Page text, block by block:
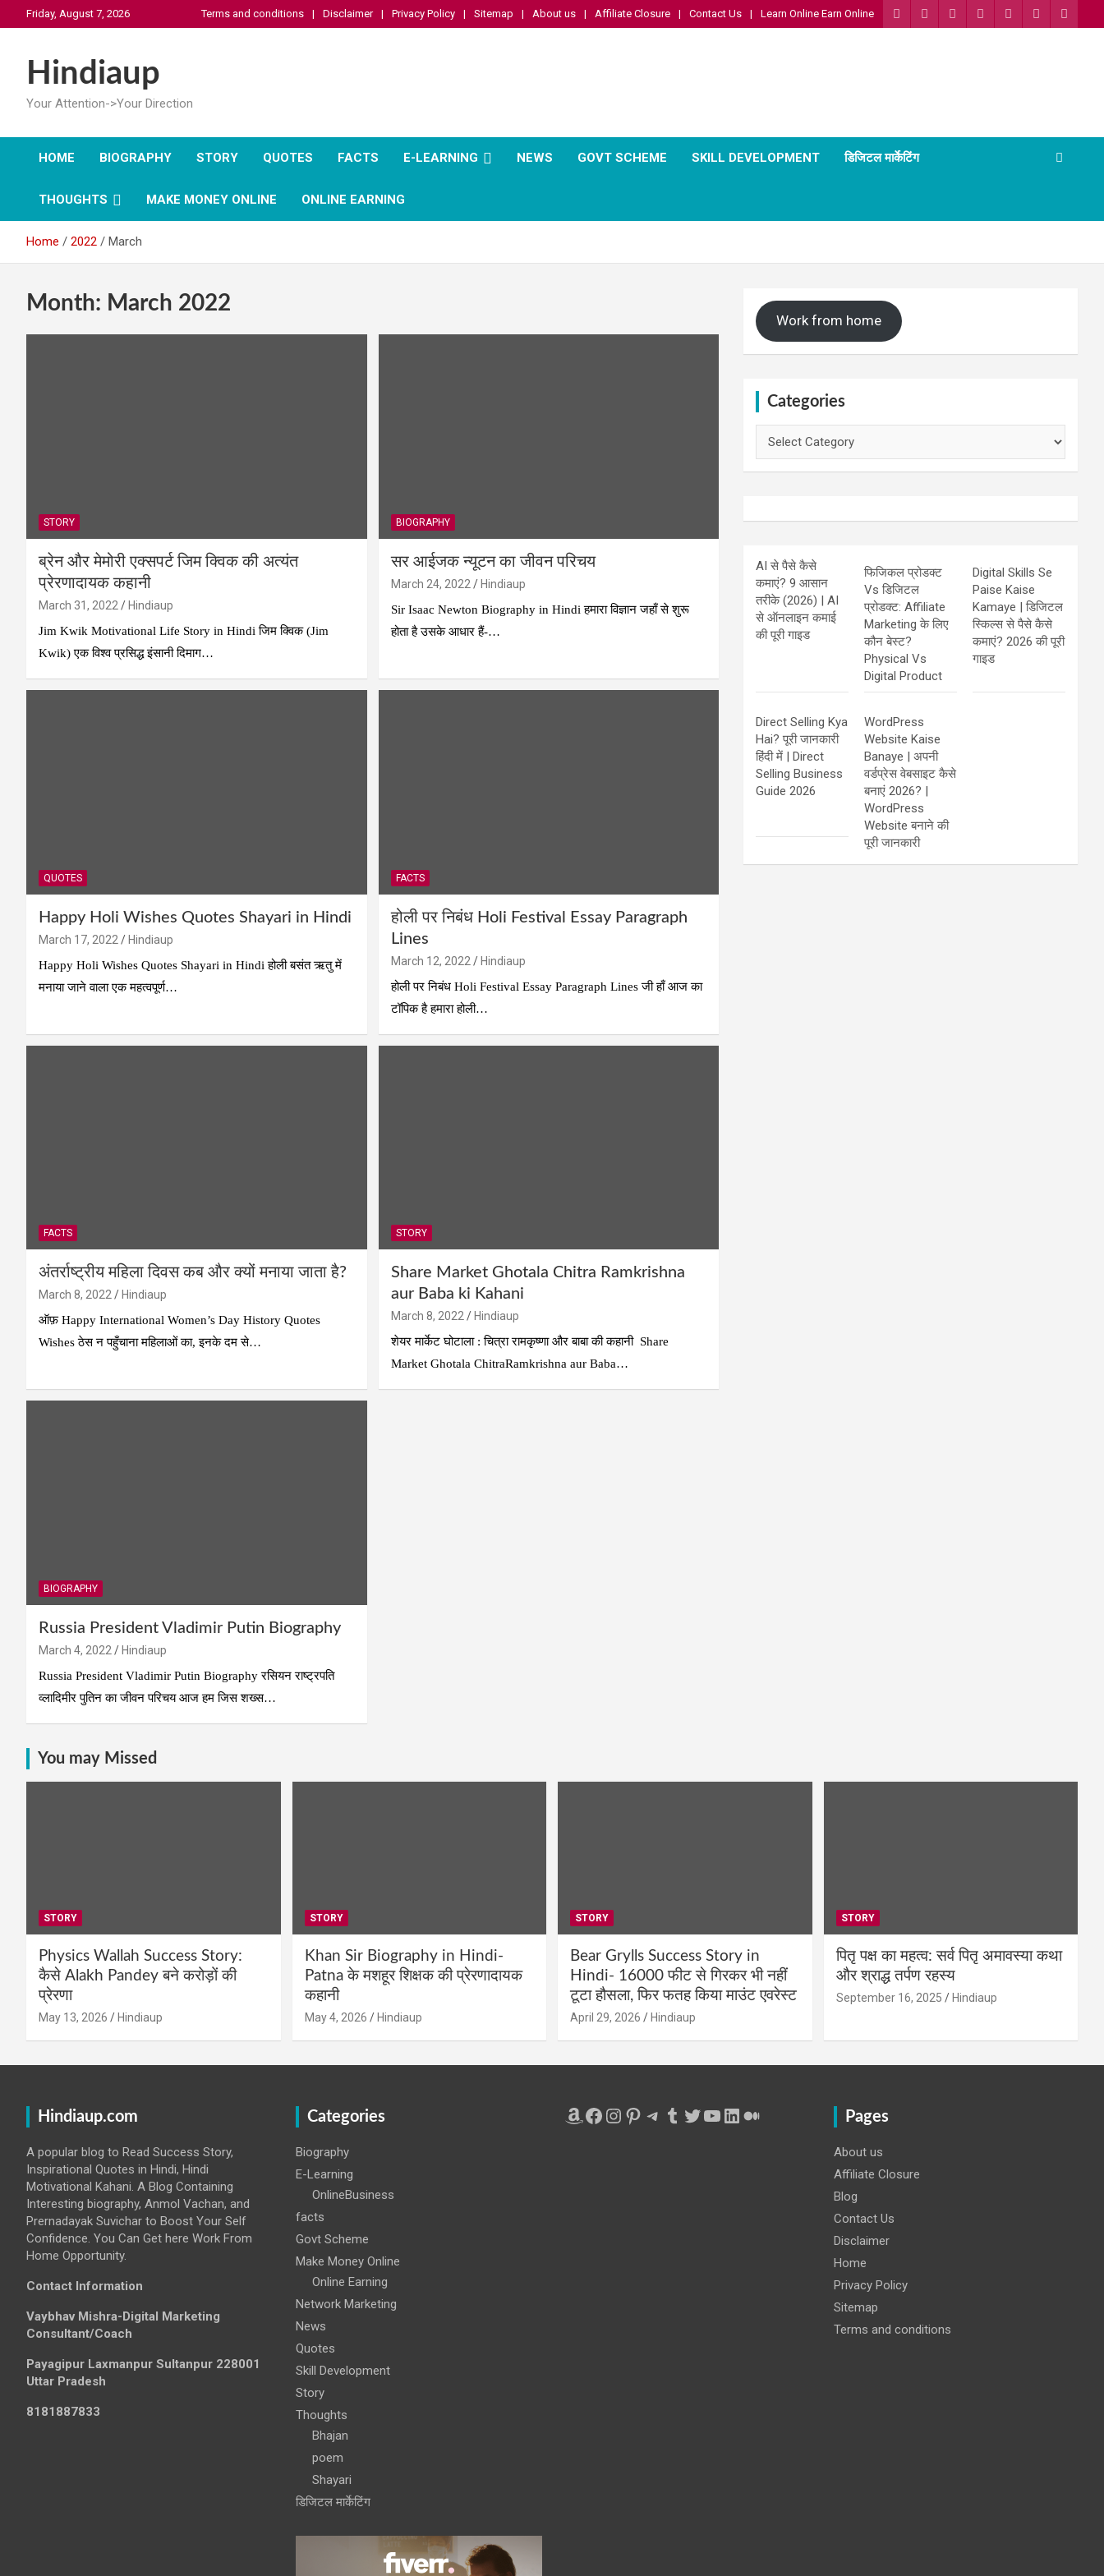
to
Friday, August 7, 2026 Terms and conditions Disclaimer Privacy Policy Sitemap About us Affiliate Closure Contact Us Learn Online Earn Online
Hindiaup
Your Attention->Your Direction
HOME BIOGRAPHY STORY QUOTES FACTS E-LEARNING NEWS GOVT SCHEME SKILL DEVELOPMENT डिजिटल मार्केटिंग
THOUGHTS MAKE MONEY ONLINE ONLINE EARNING
Home 2022 March
Month: March 2022
STORY
ब्रेन और मेमोरी एक्सपर्ट जिम क्विक की अत्यंत
प्रेरणादायक कहानी
March 31, 2022
Hindiaup
Jim Kwik Motivational Life Story in Hindi जिम क्विक (Jim
Kwik) एक विश्व प्रसिद्ध इंसानी दिमाग…
BIOGRAPHY
सर आईजक न्यूटन का जीवन परिचय
March 24, 2022
Hindiaup
Sir Isaac Newton Biography in Hindi हमारा विज्ञान जहाँ से शुरू
होता है उसके आधार हैं-…
QUOTES
Happy Holi Wishes Quotes Shayari in Hindi
March 17, 2022
Hindiaup
Happy Holi Wishes Quotes Shayari in Hindi होली बसंत ऋतु में
मनाया जाने वाला एक महत्वपूर्ण…
FACTS
होली पर निबंध Holi Festival Essay Paragraph
Lines
March 12, 2022
Hindiaup
होली पर निबंध Holi Festival Essay Paragraph Lines जी हाँ आज का
टॉपिक है हमारा होली…
FACTS
अंतर्राष्ट्रीय महिला दिवस कब और क्यों मनाया जाता है?
March 8, 2022
Hindiaup
ऑफ़ Happy International Women’s Day History Quotes
Wishes ठेस न पहुँचाना महिलाओं का, इनके दम से…
STORY
Share Market Ghotala Chitra Ramkrishna
aur Baba ki Kahani
March 8, 2022
Hindiaup
शेयर मार्केट घोटाला : चित्रा रामकृष्णा और बाबा की कहानी Share
Market Ghotala ChitraRamkrishna aur Baba…
BIOGRAPHY
Russia President Vladimir Putin Biography
March 4, 2022
Hindiaup
Russia President Vladimir Putin Biography रसियन राष्ट्रपति
व्लादिमीर पुतिन का जीवन परिचय आज हम जिस शख्स…
Work from home
Categories
AI से पैसे कैसे
कमाएं? 9 आसान
तरीके (2026) | AI
से ऑनलाइन कमाई
की पूरी गाइड
फिजिकल प्रोडक्ट
Vs डिजिटल
प्रोडक्ट: Affiliate
Marketing के लिए
कौन बेस्ट?
Physical Vs
Digital Product
Digital Skills Se
Paise Kaise
Kamaye | डिजिटल
स्किल्स से पैसे कैसे
कमाएं? 2026 की पूरी
गाइड
Direct Selling Kya
Hai? पूरी जानकारी
हिंदी में | Direct
Selling Business
Guide 2026
WordPress
Website Kaise
Banaye | अपनी
वर्डप्रेस वेबसाइट कैसे
बनाएं 2026? |
WordPress
Website बनाने की
पूरी जानकारी
You may Missed
STORY
Physics Wallah Success Story:
कैसे Alakh Pandey बने करोड़ों की
प्रेरणा
May 13, 2026 Hindiaup
STORY
Khan Sir Biography in Hindi-
Patna के मशहूर शिक्षक की प्रेरणादायक
कहानी
May 4, 2026 Hindiaup
STORY
Bear Grylls Success Story in
Hindi- 16000 फीट से गिरकर भी नहीं
टूटा हौसला, फिर फतह किया माउंट एवरेस्ट
April 29, 2026 Hindiaup
STORY
पितृ पक्ष का महत्व: सर्व पितृ अमावस्या कथा
और श्राद्ध तर्पण रहस्य
September 16, 2025 Hindiaup
Hindiaup.com
A popular blog to Read Success Story,
Inspirational Quotes in Hindi, Hindi
Motivational Kahani. A Blog Containing
Interesting biography, Anmol Vachan, and
Prernadayak Suvichar to Boost Your Self
Confidence. You Can Get here Work From
Home Opportunity.
Contact Information
Vaybhav Mishra-Digital Marketing
Consultant/Coach
Payagipur Laxmanpur Sultanpur 228001
Uttar Pradesh
8181887833
Categories
Biography
E-Learning
OnlineBusiness
facts
Govt Scheme
Make Money Online
Online Earning
Network Marketing
News
Quotes
Skill Development
Story
Thoughts
Bhajan
poem
Shayari
डिजिटल मार्केटिंग
Amazon
Facebook
Instagram
Pinterest
Telegram
Tumblr
Twitter
YouTube
LinkedIn
Medium Pages
About us
Affiliate Closure
Blog
Contact Us
Disclaimer
Home
Privacy Policy
Sitemap
Terms and conditions